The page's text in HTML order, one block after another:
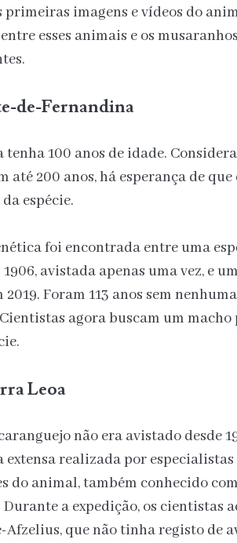
imagens e vídeos do
esses animais e os
de-Fernandina
tenha 100 anos de idade.
200 anos, há esperança de que
espécie.
foi encontrada entre uma
avistada apenas uma vez, e
Foram 113 anos sem
agora buscam um macho
Leoa
não era avistado desde
extensa realizada por
do animal, também conhecido
a expedição, os cientistas
que não tinha registo de